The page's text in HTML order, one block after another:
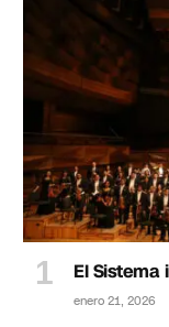
El Sistema
enero 21, 2026